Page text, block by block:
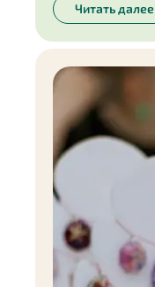
Читать далее